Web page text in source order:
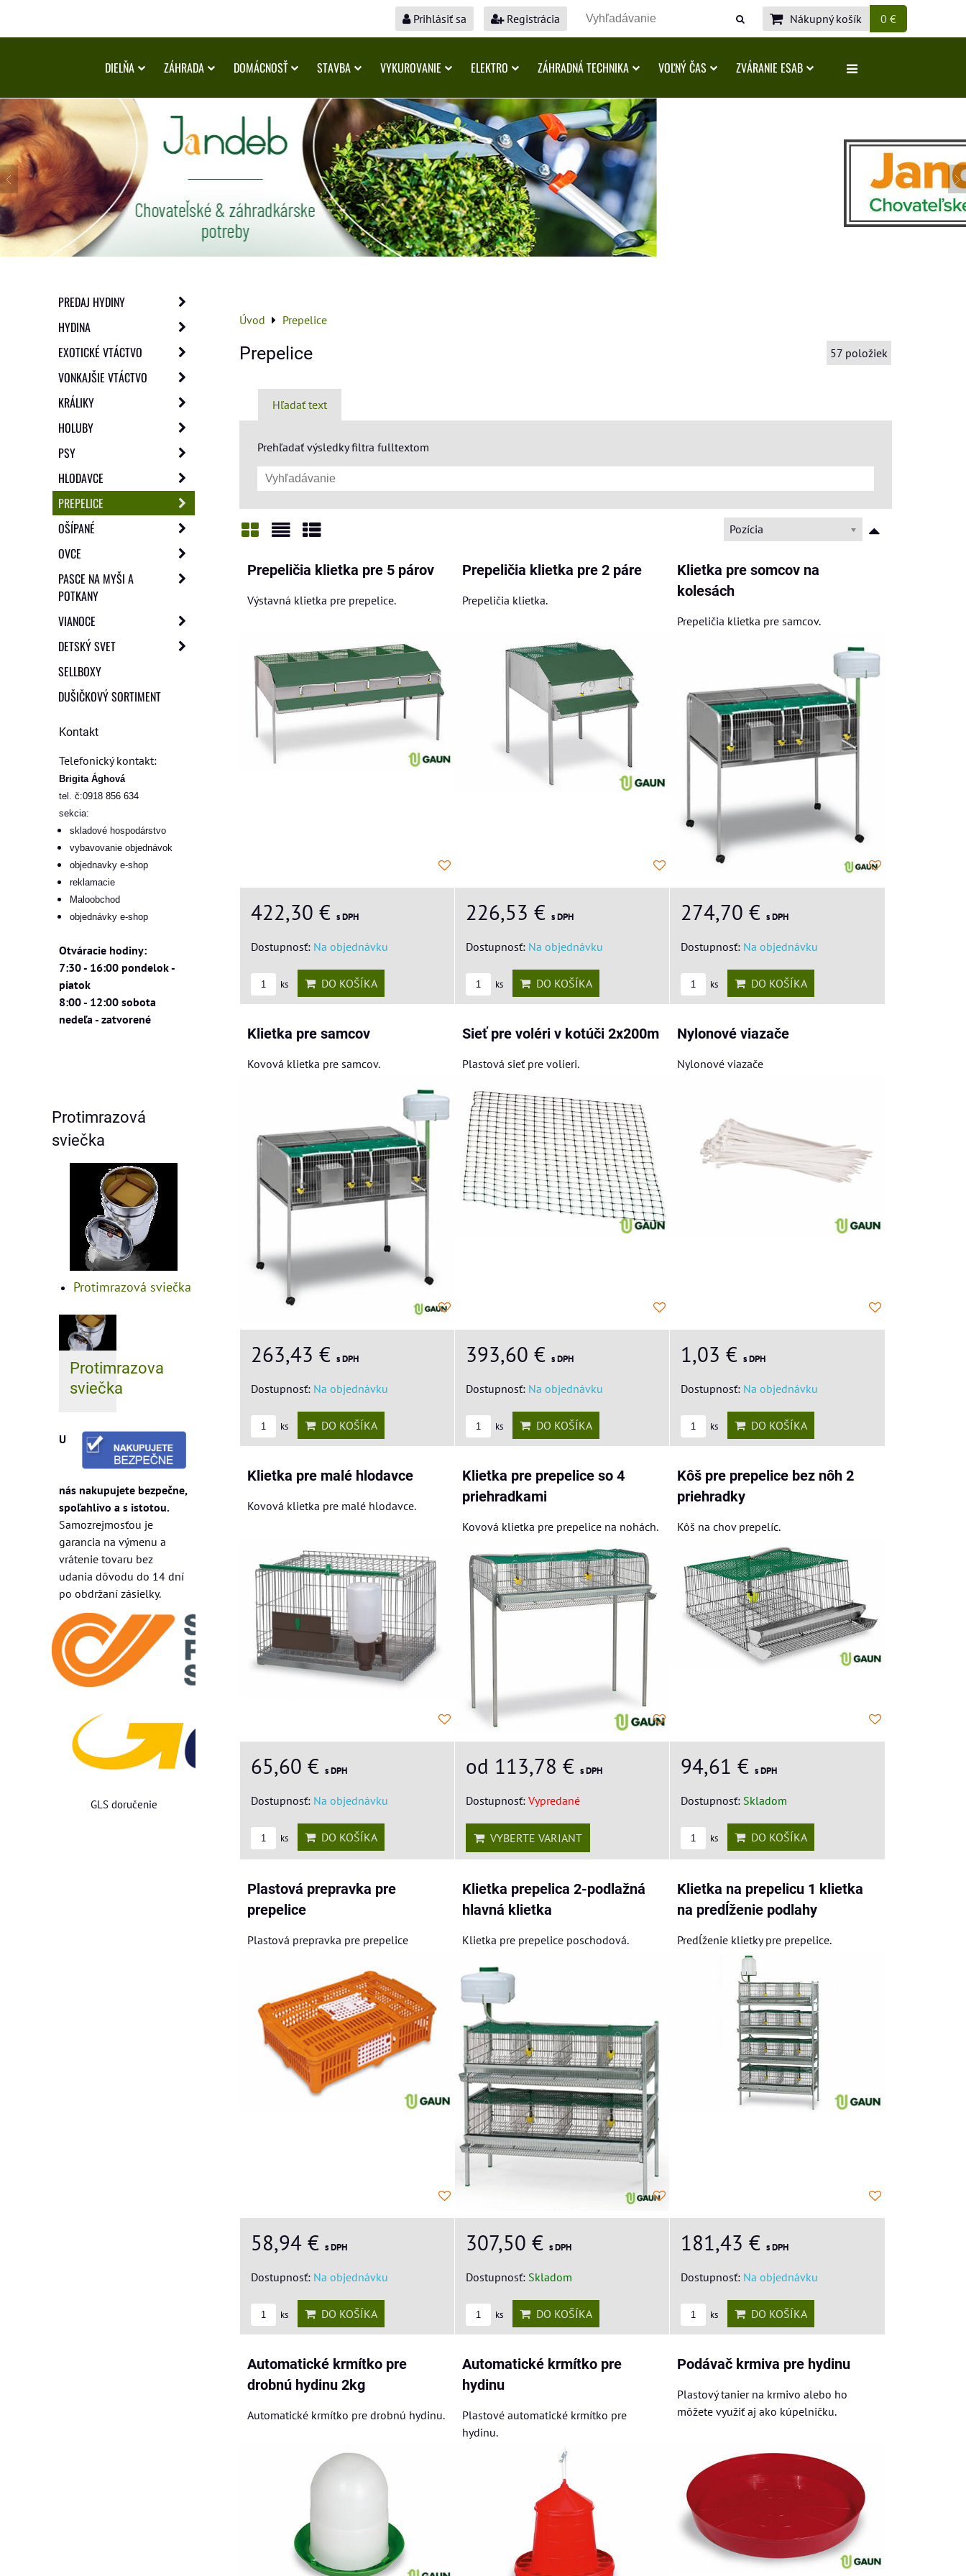
Prihlásiť sa Registrácia Nákupný košík 0 €
DIELŇA ZÁHRADA DOMÁCNOSŤ STAVBA VYKUROVANIE ELEKTRO ZÁHRADNÁ TECHNIKA VOĽNÝ ČAS ZVÁRANIE ESAB
Úvod Prepelice
Prepelice 57 položiek
Hľadať text
Prehľadať výsledky filtra fulltextom
Pozícia
Prepeličia klietka pre 5 párov
Výstavná klietka pre prepelice.
422,30 € s DPH
Dostupnosť: Na objednávku
ks DO KOŠÍKA
Prepeličia klietka pre 2 páre
Prepeličia klietka.
226,53 € s DPH
Dostupnosť: Na objednávku
ks DO KOŠÍKA
Klietka pre somcov na
kolesách
Prepeličia klietka pre samcov.
274,70 €s DPH
Dostupnosť: Na objednávku
ks DO KOŠÍKA
Klietka pre samcov
Kovová klietka pre samcov.
263,43 € s DPH
Dostupnosť: Na objednávku
ks DO KOŠÍKA
Sieť pre voléri v kotúči 2x200m
Plastová sieť pre volieri.
393,60 € s DPH
Dostupnosť: Na objednávku
ks DO KOŠÍKA
Nylonové viazače
Nylonové viazače
1,03 €s DPH
Dostupnosť: Na objednávku
ks DO KOŠÍKA
Klietka pre malé hlodavce
Kovová klietka pre malé hlodavce.
65,60 € s DPH
Dostupnosť: Na objednávku
ks DO KOŠÍKA
Klietka pre prepelice so 4
priehradkami
Kovová klietka pre prepelice na nohách.
od 113,78 € s DPH
Dostupnosť: Vypredané
VYBERTE VARIANT
Kôš pre prepelice bez nôh 2
priehradky
Kôš na chov prepelíc.
94,61 €s DPH
Dostupnosť: Skladom
ks DO KOŠÍKA
Plastová prepravka pre
prepelice
Plastová prepravka pre prepelice
58,94 € s DPH
Dostupnosť: Na objednávku
ks DO KOŠÍKA
Klietka prepelica 2-podlažná
hlavná klietka
Klietka pre prepelice poschodová.
307,50 € s DPH
Dostupnosť: Skladom
ks DO KOŠÍKA
Klietka na prepelicu 1 klietka
na predĺženie podlahy
Predĺženie klietky pre prepelice.
181,43 €s DPH
Dostupnosť: Na objednávku
ks DO KOŠÍKA
Automatické krmítko pre
drobnú hydinu 2kg
Automatické krmítko pre drobnú hydinu.
Automatické krmítko pre
hydinu
Plastové automatické krmítko pre
hydinu.
Podávač krmiva pre hydinu
Plastový tanier na krmivo alebo ho
môžete využiť aj ako kúpelničku.
PREDAJ HYDINY
HYDINA
EXOTICKÉ VTÁCTVO
VONKAJŠIE VTÁCTVO
KRÁLIKY
HOLUBY
PSY
HLODAVCE
PREPELICE
OŠÍPANÉ
OVCE
PASCE NA MYŠI A
POTKANY
VIANOCE
DETSKÝ SVET
SELLBOXY
DUŠIČKOVÝ SORTIMENT
Kontakt
Telefonický kontakt:
Brigita Ághová
tel. č:0918 856 634
sekcia:
skladové hospodárstvo
vybavovanie objednávok
objednavky e-shop
reklamacie
Maloobchod
objednávky e-shop
Otváracie hodiny:
7:30 - 16:00 pondelok -
piatok
8:00 - 12:00 sobota
nedeľa - zatvorené
Protimrazová
sviečka
Protimrazová sviečka
Protimrazova
sviečka
U
nás nakupujete bezpečne,
spoľahlivo a s istotou.
Samozrejmosťou je
garancia na výmenu a
vrátenie tovaru bez
udania dôvodu do 14 dní
po obdržaní zásielky.
GLS doručenie